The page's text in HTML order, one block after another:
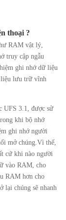
thoại ?
RAM vật lý,
truy cập ngẫu
ghi nhớ dữ liệu
liệu lưu trữ vĩnh
UFS 3.1, được sử
khi bộ nhớ
ghi nhớ người
mở chúng.Vì thế,
cứ khi nào người
vào RAM, cho
RAM hơn cho
lại chúng sẽ nhanh